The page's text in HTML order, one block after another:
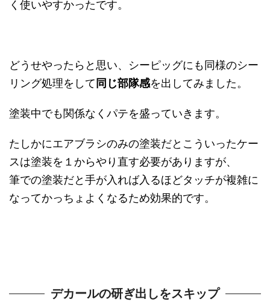
く使いやすかったです。
どうせやったらと思い、シーピッグにも同様のシー
リング処理をして同じ部隊感を出してみました。
塗装中でも関係なくパテを盛っていきます。
たしかにエアブラシのみの塗装だとこういったケー
スは塗装を１からやり直す必要がありますが、
筆での塗装だと手が入れば入るほどタッチが複雑に
なってかっちょよくなるため効果的です。
デカールの研ぎ出しをスキップ